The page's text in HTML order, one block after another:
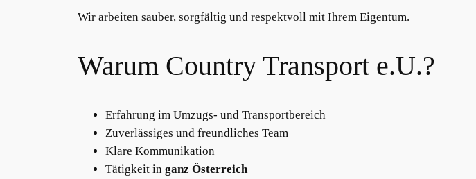
Wir arbeiten sauber, sorgfältig und respektvoll mit Ihrem Eigentum.
Warum Country Transport e.U.?
Erfahrung im Umzugs- und Transportbereich
Zuverlässiges und freundliches Team
Klare Kommunikation
Tätigkeit in ganz Österreich